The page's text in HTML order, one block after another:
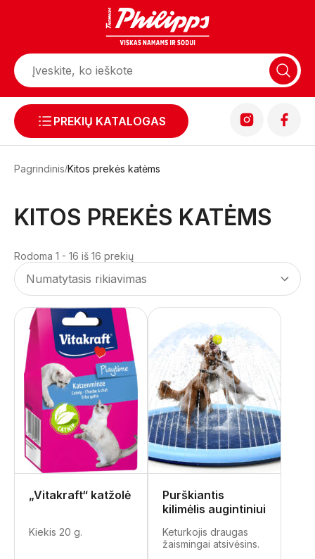
PREKIŲ KATALOGAS
Pagrindinis Kitos prekės katėms
KITOS PREKĖS KATĖMS
Rodoma 1 - 16 iš 16 prekių
„Vitakraft“ katžolė
Kiekis 20 g.
Purškiantis
kilimėlis augintiniui
Keturkojis draugas
žaismingai atsivėsins.